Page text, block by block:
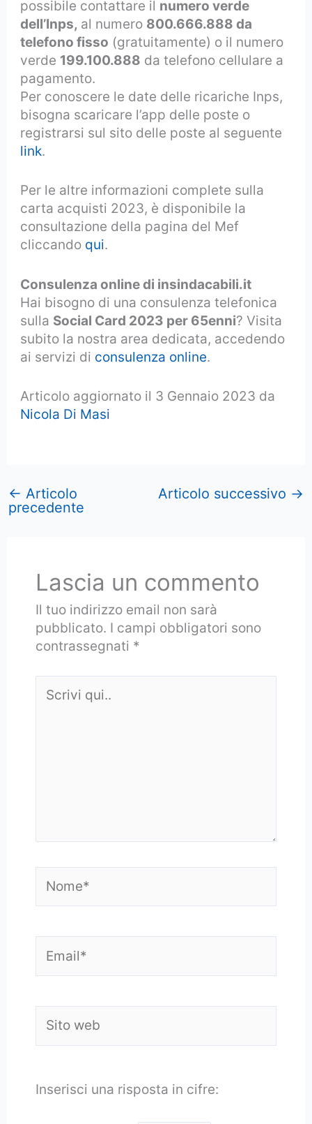
possibile contattare il numero verde
dell’Inps, al numero 800.666.888 da
telefono fisso (gratuitamente) o il numero
verde 199.100.888 da telefono cellulare a
pagamento.
Per conoscere le date delle ricariche Inps,
bisogna scaricare l’app delle poste o
registrarsi sul sito delle poste al seguente
link.
Per le altre informazioni complete sulla
carta acquisti 2023, è disponibile la
consultazione della pagina del Mef
cliccando qui.
Consulenza online di insindacabili.it
Hai bisogno di una consulenza telefonica
sulla Social Card 2023 per 65enni? Visita
subito la nostra area dedicata, accedendo
ai servizi di consulenza online.
Articolo aggiornato il 3 Gennaio 2023 da
Nicola Di Masi
← Articolo
precedente
Articolo successivo →
Lascia un commento
Il tuo indirizzo email non sarà
pubblicato. I campi obbligatori sono
contrassegnati *
qui..
web
Inserisci una risposta in cifre: